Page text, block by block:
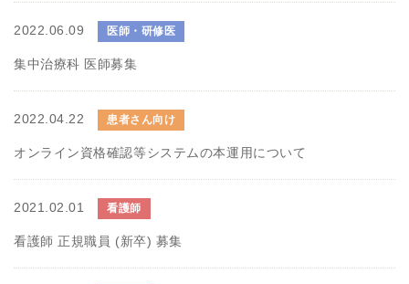
2022.06.09 医師・研修医
集中治療科 医師募集
2022.04.22 患者さん向け
オンライン資格確認等システムの本運用について
2021.02.01 看護師
看護師 正規職員 (新卒) 募集